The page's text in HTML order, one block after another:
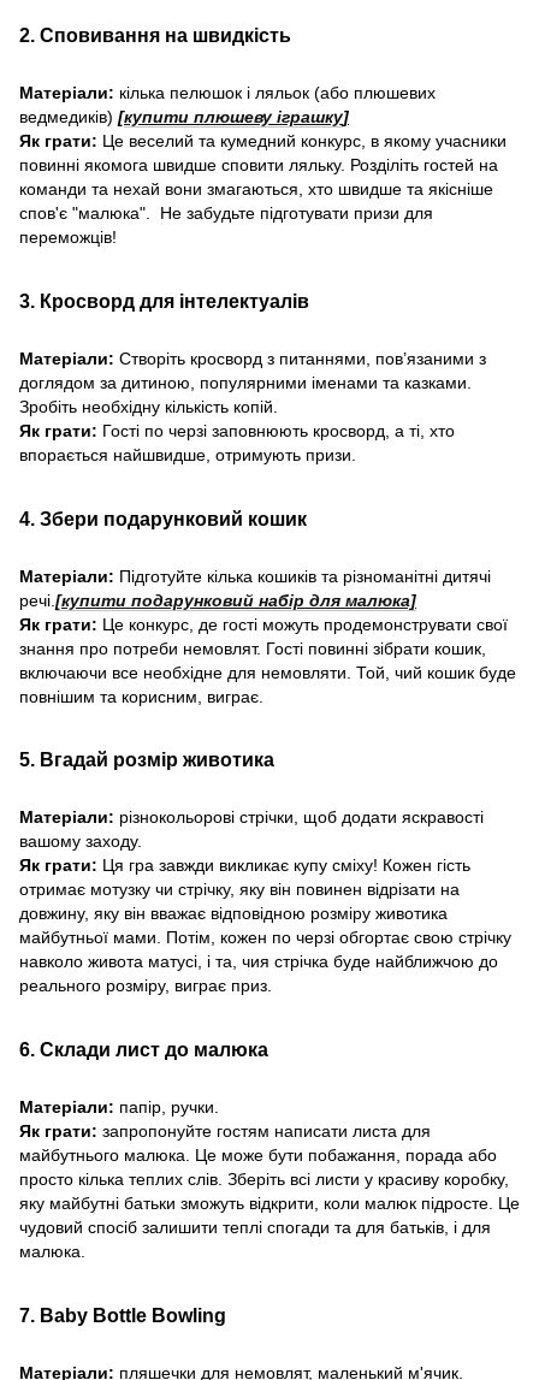
2. Сповивання на швидкість
Матеріали: кілька пелюшок і ляльок (або плюшевих
ведмедиків) [купити плюшеву іграшку]
Як грати: Це веселий та кумедний конкурс, в якому учасники
повинні якомога швидше сповити ляльку. Розділіть гостей на
команди та нехай вони змагаються, хто швидше та якісніше
спов'є "малюка". Не забудьте підготувати призи для
переможців!
3. Кросворд для інтелектуалів
Матеріали: Створіть кросворд з питаннями, пов’язаними з
доглядом за дитиною, популярними іменами та казками.
Зробіть необхідну кількість копій.
Як грати: Гості по черзі заповнюють кросворд, а ті, хто
впорається найшвидше, отримують призи.
4. Збери подарунковий кошик
Матеріали: Підготуйте кілька кошиків та різноманітні дитячі
речі. [купити подарунковий набір для малюка]
Як грати: Це конкурс, де гості можуть продемонструвати свої
знання про потреби немовлят. Гості повинні зібрати кошик,
включаючи все необхідне для немовляти. Той, чий кошик буде
повнішим та корисним, виграє.
5. Вгадай розмір животика
Матеріали: різнокольорові стрічки, щоб додати яскравості
вашому заходу.
Як грати: Ця гра завжди викликає купу сміху! Кожен гість
отримає мотузку чи стрічку, яку він повинен відрізати на
довжину, яку він вважає відповідною розміру животика
майбутньої мами. Потім, кожен по черзі обгортає свою стрічку
навколо живота матусі, і та, чия стрічка буде найближчою до
реального розміру, виграє приз.
6. Склади лист до малюка
Матеріали: папір, ручки.
Як грати: запропонуйте гостям написати листа для
майбутнього малюка. Це може бути побажання, порада або
просто кілька теплих слів. Зберіть всі листи у красиву коробку,
яку майбутні батьки зможуть відкрити, коли малюк підросте. Це
чудовий спосіб залишити теплі спогади та для батьків, і для
малюка.
7. Baby Bottle Bowling
Матеріали: пляшечки для немовлят, маленький м'ячик.